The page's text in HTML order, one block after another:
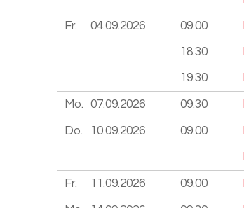
Fr. 04.09.2026 09.00
18.30
19.30
Mo. 07.09.2026 09.30
Do. 10.09.2026 09.00
Fr. 11.09.2026 09.00